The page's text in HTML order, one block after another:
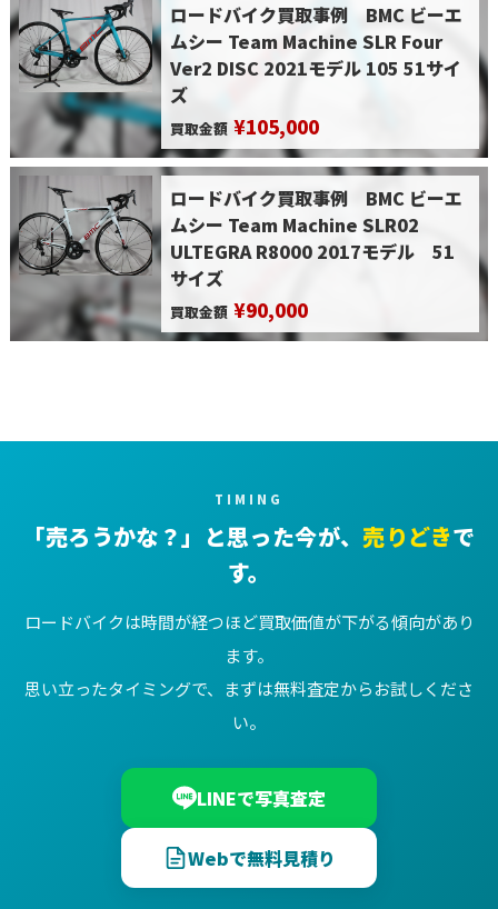
ロードバイク買取事例 BMC ビーエ
ムシー Team Machine SLR Four
Ver2 DISC 2021モデル 105 51サイ
ズ
買取金額 ¥105,000
ロードバイク買取事例 BMC ビーエ
ムシー Team Machine SLR02
ULTEGRA R8000 2017モデル 51
サイズ
買取金額 ¥90,000
TIMING
「売ろうかな？」と思った今が、売りどきで
す。
ロードバイクは時間が経つほど買取価値が下がる傾向があり
ます。
思い立ったタイミングで、まずは無料査定からお試しくださ
い。
LINEで写真査定
Webで無料見積り